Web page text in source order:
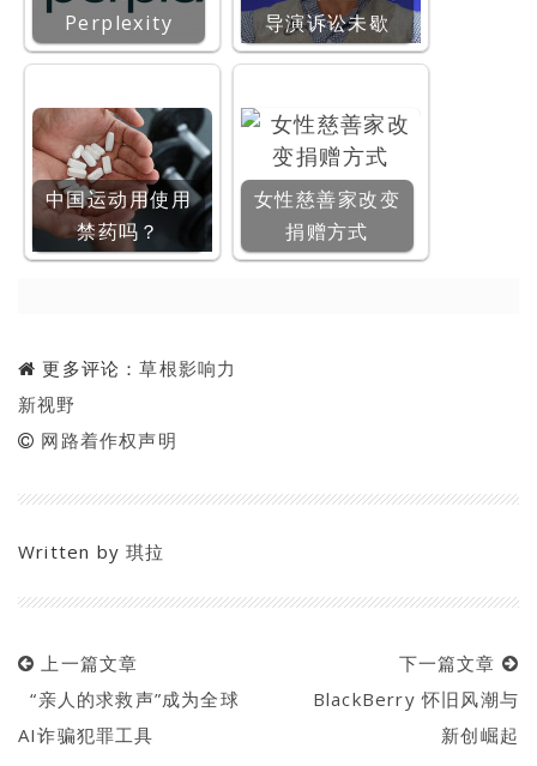
Perplexity
导演诉讼未歇
中国运动用使用
禁药吗？
女性慈善家改变
捐赠方式
更多评论：草根影响力
新视野
网路着作权声明
Written by琪拉
上一篇文章
“亲人的求救声”成为全球
AI诈骗犯罪工具
下一篇文章
BlackBerry 怀旧风潮与
新创崛起